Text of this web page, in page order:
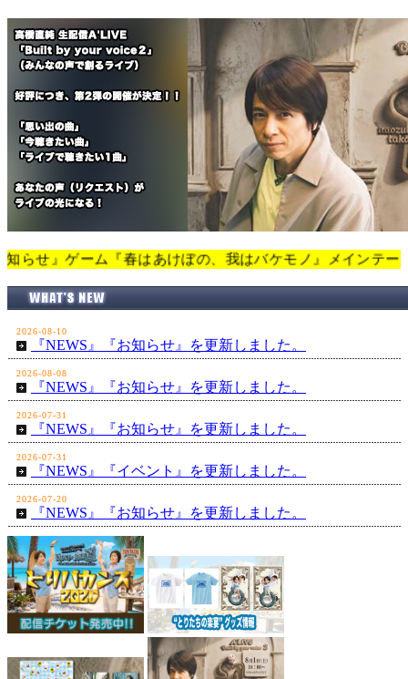
ム『春はあけぼの、我はバケモノ』メインテーマに決定
2026-08-10
『NEWS』『お知らせ』を更新しました。
2026-08-08
『NEWS』『お知らせ』を更新しました。
2026-07-31
『NEWS』『お知らせ』を更新しました。
2026-07-31
『NEWS』『イベント』を更新しました。
2026-07-20
『NEWS』『お知らせ』を更新しました。